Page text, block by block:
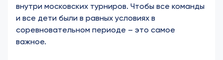
внутри московских турниров. Чтобы все команды
и все дети были в равных условиях в
соревновательном периоде – это самое
важное.